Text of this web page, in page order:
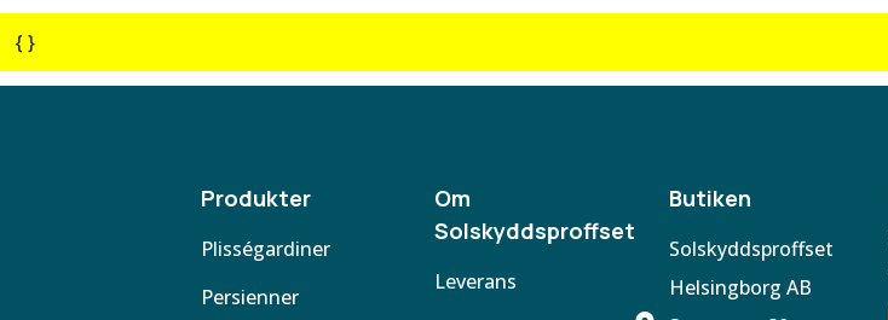
{ }
Produkter
Plisségardiner
Persienner
Om
Solskyddsproffset
Leverans
Butiken
Solskyddsproffset
Helsingborg AB